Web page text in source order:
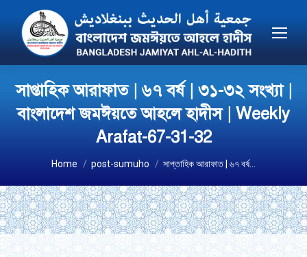
সাপ্তাহিক আরাফাত | ৬৭ বর্ষ | ৩১-৩২ সংখ্যা |
বাংলাদেশ জমঈয়তে আহলে হাদীস | Weekly
Arafat-67-31-32
You are here:
Home post-sumuho সাপ্তাহিক আরাফাত | ৬৭ বর্ষ…